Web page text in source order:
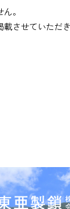
。
させていただき